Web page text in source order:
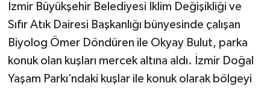
İzmir Büyükşehir Belediyesi İklim Değişikliği ve
Sıfır Atık Dairesi Başkanlığı bünyesinde çalışan
Biyolog Ömer Döndüren ile Okyay Bulut, parka
konuk olan kuşları mercek altına aldı. İzmir Doğal
Yaşam Parkı’ndaki kuşlar ile konuk olarak bölgeyi